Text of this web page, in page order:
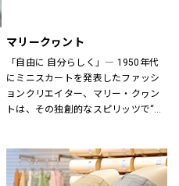
マリークヮント
「自由に 自分らしく」― 1950年代
にミニスカートを発表したファッシ
ョンクリエイター、マリー・クヮン
トは、その独創的なスピリッツで“ス
しました。
MARY QUANTのアイテムには、あり